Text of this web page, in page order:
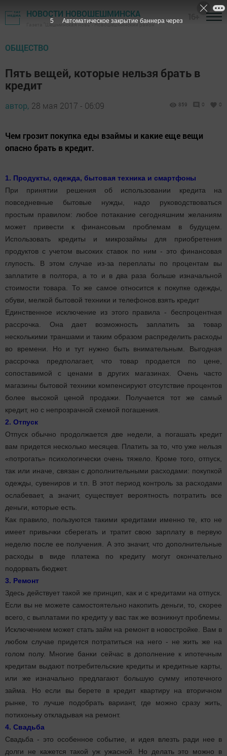
НОВОСТИ НОВОШЕШМИНСКА
Газета "Шешминская новь" - Новошешминский район
ОБЩЕСТВО
Пять вещей, которые нельзя брать в
кредит
автор, 28 мая 2017 - 06:09 859 0 0
Чем грозит покупка еды взаймы и какие еще вещи
опасно брать в кредит.
1. Продукты, одежда, бытовая техника и смартфоны
При принятии решения об использовании кредита на
повседневные бытовые нужды, надо руководствоваться
простым правилом: любое потакание сегодняшним желаниям
может привести к финансовым проблемам в будущем.
Использовать кредиты и микрозаймы для приобретения
продуктов с учетом высоких ставок по ним - это финансовая
глупость. В этом случае из-за переплаты по процентам вы
заплатите в полтора, а то и в два раза больше изначальной
стоимости товара. То же самое относится к покупке одежды,
обуви, мелкой бытовой техники и телефонов.взять кредит
Единственное исключение из этого правила - беспроцентная
рассрочка. Она дает возможность заплатить за товар
несколькими траншами и таким образом распределить расходы
во времени. Но и тут нужно быть внимательным. Выгодная
рассрочка предполагает, что товар продается по цене,
сопоставимой с ценами в других магазинах. Очень часто
магазины бытовой техники компенсируют отсутствие процентов
более высокой ценой продажи. Получается тот же самый
кредит, но с непрозрачной схемой погашения.
2. Отпуск
Отпуск обычно продолжается две недели, а погашать кредит
вам придется несколько месяцев. Платить за то, что уже нельзя
«потрогать» психологически очень тяжело. Кроме того, отпуск,
так или иначе, связан с дополнительными расходами: покупкой
одежды, сувениров и т.п. В этот период контроль за расходами
ослабевает, а значит, существует вероятность потратить все
деньги, которые есть.
Как правило, пользуются такими кредитами именно те, кто не
имеет привычки сберегать и тратит свою зарплату в первую
неделю после ее получения. А это значит, что дополнительные
расходы в виде платежа по кредиту могут окончательно
подорвать бюджет.
3. Ремонт
Здесь действует такой же принцип, как и с кредитами на отпуск.
Если вы не можете самостоятельно накопить деньги, то, скорее
всего, с выплатами по кредиту у вас так же возникнут проблемы.
Исключением может стать займ на ремонт в новостройке. Вам в
любом случае придется потратиться на него - не жить же на
голом полу. Многие банки сейчас в дополнение к ипотечным
кредитам выдают потребительские кредиты и кредитные карты,
или же изначально предлагают большую сумму ипотечного
займа. Но если вы берете в кредит квартиру на вторичном
рынке, то лучше подобрать вариант, где можно сразу жить,
потихоньку откладывая на ремонт.
4. Свадьба
Свадьба - это особенное событие, и идея влезть ради нее в
долги не кажется такой уж ужасной. Но делать это можно в
4 Автоматическое закрытие баннера через